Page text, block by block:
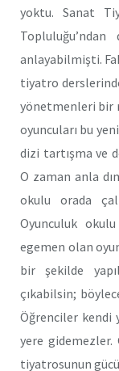
yoktu. Sanat
anlayabilmişti.
tiyatro
yönetmenleri bir
oyuncuları bu
dizi tartışma ve
O zaman anla
okulu orada
Oyunculuk
egemen olan
bir şekilde
çıkabilsin;
Öğrenciler kendi
yere gidemezler.
tiyatrosunun